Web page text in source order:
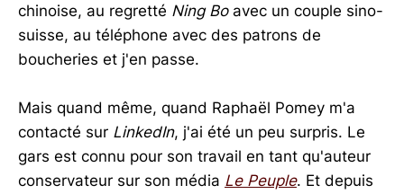
chinoise, au regretté Ning Boavec un couple sino-
suisse, au téléphone avec des patrons de
boucheries et j'en passe.
Mais quand même, quand Raphaël Pomey m'a
contacté sur LinkedIn, j'ai été un peu surpris. Le
gars est connu pour son travail en tant qu'auteur
conservateur sur son média Le Peuple. Et depuis